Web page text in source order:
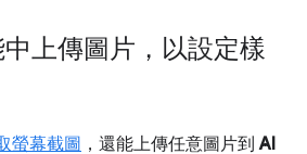
上傳圖片，以設定樣
螢幕截圖 ，還能上傳任意圖片到AI